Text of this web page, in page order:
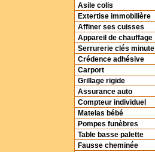
Asile colis
Extertise immobilière
Affiner ses cuisses
Appareil de chauffage
Serrurerie clés minute
Crédence adhésive
Carport
Grillage rigide
Assurance auto
Compteur individuel
Matelas bébé
Pompes funèbres
Table basse palette
Fausse cheminée